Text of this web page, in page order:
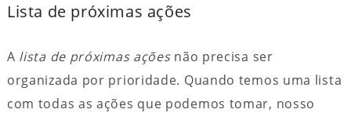
Lista de próximas ações
A lista de próximas açõesnão precisa ser
organizada por prioridade. Quando temos uma lista
com todas as ações que podemos tomar, nosso